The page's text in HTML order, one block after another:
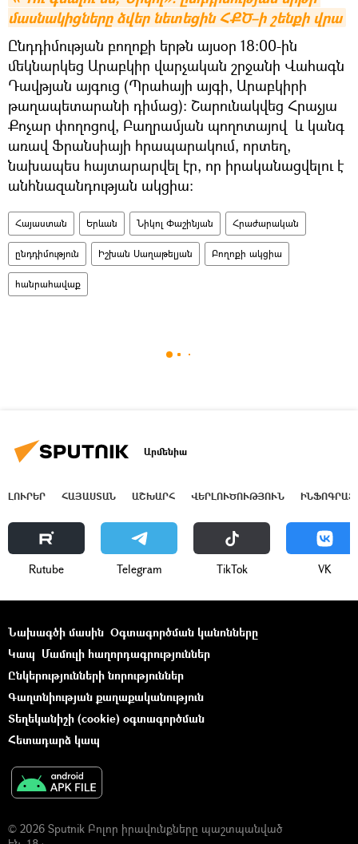
մասնակիցները ձվեր նետեցին ՀՔԾ–ի շենքի վրա
Ընդդիմության բողոքի երթն այսօր 18:00-ին
մեկնարկեց Արաբկիր վարչական շրջանի Վահագն
Դավթյան այգուց (Պրահայի այգի, Արաբկիրի
թաղապետարանի դիմաց): Շարունակվեց Հրաչյա
Քոչար փողոցով, Բաղրամյան պողոտայով և կանգ
առավ Ֆրանսիայի հրապարակում, որտեղ,
նախապես հայտարարվել էր, որ իրականացվելու է
անհնազանդության ակցիա:
Հայաստան Երևան Նիկոլ Փաշինյան Հրաժարական
ընդդիմություն Իշխան Սաղաթելյան Բողոքի ակցիա
հանրահավաք
Արմենիա
ԼՈՒՐԵՐ ՀԱՅԱՍՏԱՆ ԱՇԽԱՐՀ ՎԵՐԼՈՒԾՈՒԹՅՈՒՆ
Rutube Telegram ТikТоk VK
Նախագծի մասին Օգտագործման կանոնները
Կապ Մամուլի հաղորդագրություններ
Ընկերությունների նորություններ
Գաղտնիության քաղաքականություն
Տեղեկանիշի (cookie) օգտագործման
Հետադարձ կապ
© 2026 Sputnik Բոլոր իրավունքները պաշտպանված